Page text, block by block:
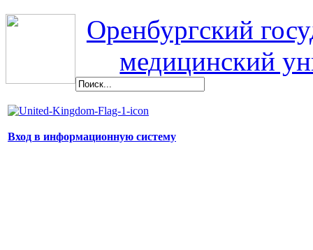
Оренбургский
медицинский
Вход в информационную систему